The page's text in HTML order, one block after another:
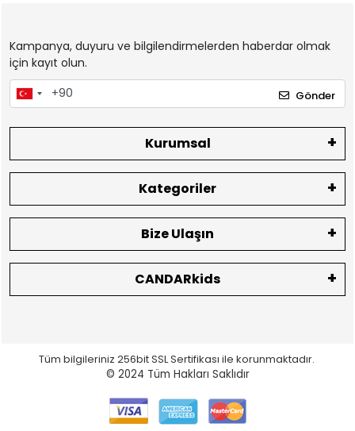
Kampanya, duyuru ve bilgilendirmelerden haberdar olmak
için kayıt olun.
Gönder
Kurumsal
Kategoriler
Bize Ulaşın
CANDARkids
Tüm bilgileriniz 256bit SSL Sertifikası ile korunmaktadır.
© 2024 Tüm Hakları Saklıdır